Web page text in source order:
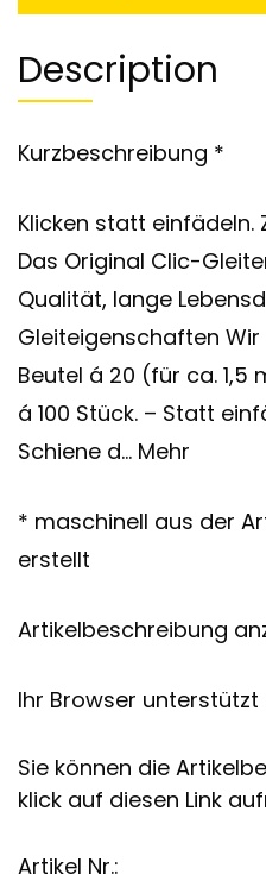
Description
Kurzbeschreibung *
Klicken statt einfädeln.
Das Original Clic-
Qualität, lange
Gleiteigenschaften
Beutel á 20 (für ca. 1,5
á 100 Stück. – Statt
Schiene d… Mehr
* maschinell aus der
erstellt
Artikelbeschreibung
Ihr Browser unterstützt
Sie können die
klick auf diesen Link
Artikel Nr.: